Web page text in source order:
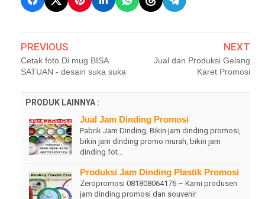
PREVIOUS
Cetak foto Di mug BISA
SATUAN - desain suka suka
NEXT
Jual dan Produksi Gelang
Karet Promosi
PRODUK LAINNYA :
Jual Jam Dinding Promosi
Pabrik Jam Dinding, Bikin jam dinding promosi,
bikin jam dinding promo murah, bikin jam
dinding fot…
Produksi Jam Dinding Plastik Promosi
Zeropromosi 081808064176 – Kami produsen
jam dinding promosi dan souvenir